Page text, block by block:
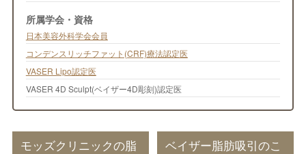
所属学会・資格
日本美容外科学会会員
コンデンスリッチファット(CRF)療法認定医
VASER Lipo認定医
VASER 4D Sculpt(ベイザー4D彫刻)認定医
モッズクリニックの脂
ベイザー脂肪吸引のこ